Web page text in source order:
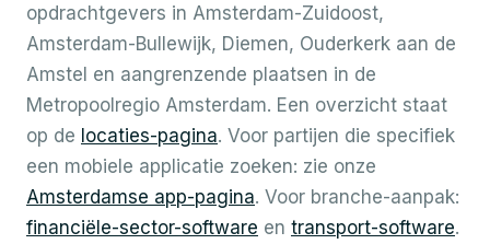
opdrachtgevers in Amsterdam-Zuidoost,
Amsterdam-Bullewijk, Diemen, Ouderkerk aan de
Amstel en aangrenzende plaatsen in de
Metropoolregio Amsterdam. Een overzicht staat
op de locaties-pagina. Voor partijen die specifiek
een mobiele applicatie zoeken: zie onze
Amsterdamse app-pagina. Voor branche-aanpak:
financiële-sector-software en transport-software.